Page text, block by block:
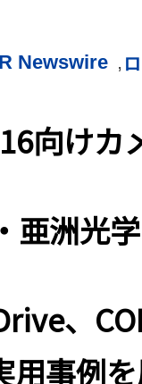
Newswire ,
向けカ
亜洲
、
用事例